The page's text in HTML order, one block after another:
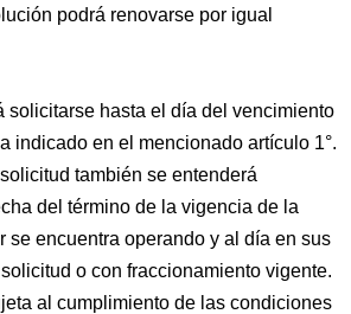
podrá renovarse por igual
solicitarse hasta el día del vencimiento
indicado en el mencionado artículo 1°.
también se entenderá
del término de la vigencia de la
se encuentra operando y al día en sus
o con fraccionamiento vigente.
al cumplimiento de las condiciones